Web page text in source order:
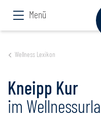
Menü
Wellness Lexikon
Kneipp Kur
im